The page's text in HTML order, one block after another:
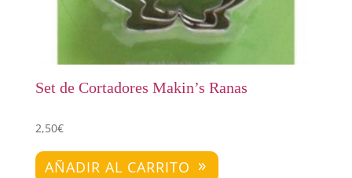
Set de Cortadores Makin’s Ranas
2,50€
AÑADIR AL CARRITO